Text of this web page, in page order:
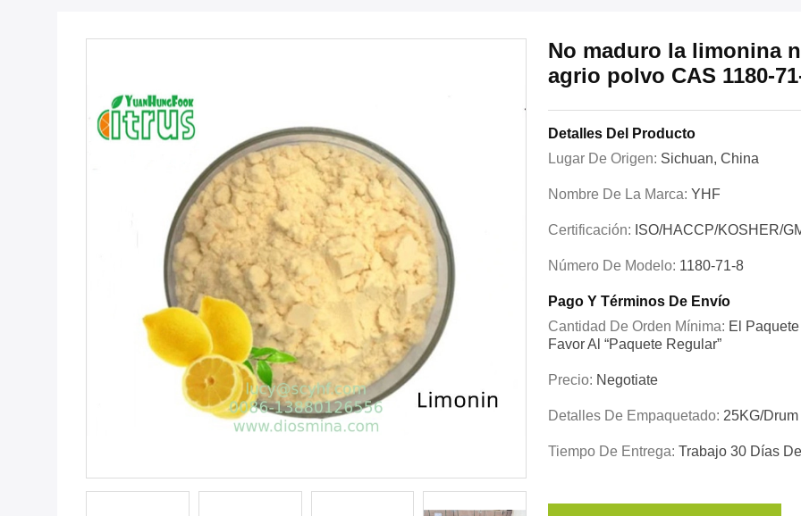
No maduro la limonina
agrio polvo CAS 1180-
Detalles Del Producto
Lugar De Origen: Sichuan, China
Nombre De La Marca: YHF
Certificación: ISO/HACCP/KOSHER/
Número De Modelo: 1180-71-8
Pago Y Términos De Envío
Cantidad De Orden Mínima: El
Favor Al “paquete Regular”
Precio: Negotiate
Detalles De Empaquetado: 25KG/drum
Tiempo De Entrega: Trabajo 30 Días